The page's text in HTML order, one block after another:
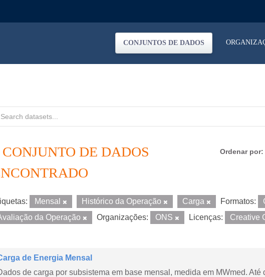
CONJUNTOS DE DADOS
Ordenar por
CONJUNTO DE DADOS
Mensal Histórico da Operação Carga Formatos:
da Operação
Organizações: ONS Licenças: Creative
de Energia Mensal
de carga por subsistema em base mensal, medida em MWmed.